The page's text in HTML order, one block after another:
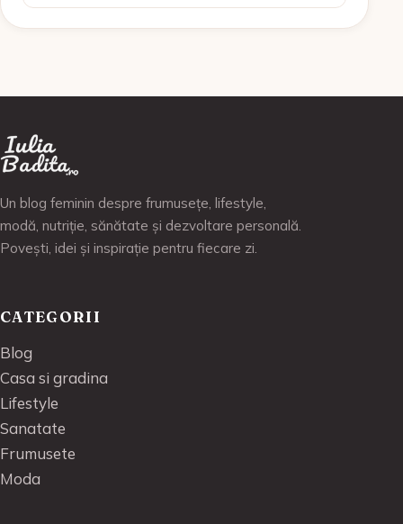
Un blog feminin despre frumusețe, lifestyle,
modă, nutriție, sănătate și dezvoltare personală.
Povești, idei și inspirație pentru fiecare zi.
CATEGORII
Blog
Casa si gradina
Lifestyle
Sanatate
Frumusete
Moda